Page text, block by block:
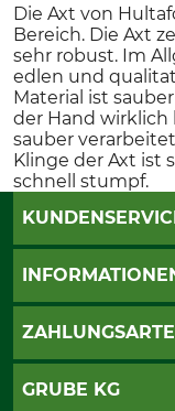
Die Axt von
Bereich. Die Axt
sehr robust. Im
edlen und
Material ist
der Hand wirklich
sauber
Klinge der Axt ist
schnell stumpf.
Live-Shopping
Seilwindenprüfung
AGB
PayPal
GRUBE KG